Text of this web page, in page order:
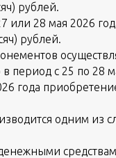
рублей.
или 28 мая 2026
рублей.
период с 25 по 28
года
одним из